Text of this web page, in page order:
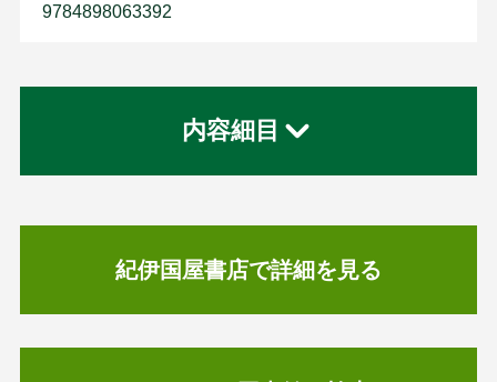
9784898063392
内容細目
紀伊国屋書店で詳細を見る